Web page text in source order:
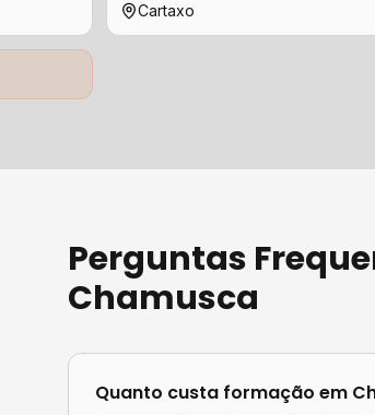
Cartaxo
Perguntas
Chamusca
Quanto custa formação em